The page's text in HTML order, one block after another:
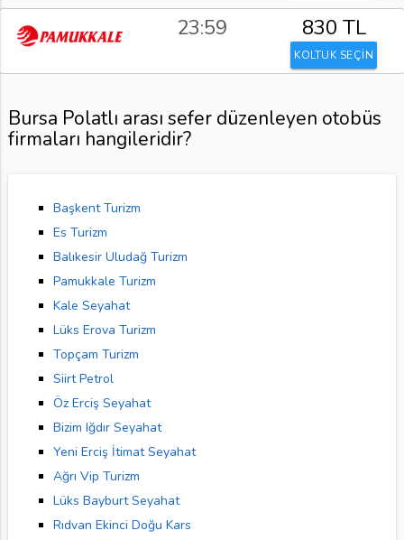
23:59 830 TL
KOLTUK SEÇİN
Bursa Polatlı arası sefer düzenleyen otobüs
firmaları hangileridir?
Başkent Turizm
Es Turizm
Balıkesir Uludağ Turizm
Pamukkale Turizm
Kale Seyahat
Lüks Erova Turizm
Topçam Turizm
Siirt Petrol
Öz Erciş Seyahat
Bizim Iğdır Seyahat
Yeni Erciş İtimat Seyahat
Ağrı Vip Turizm
Lüks Bayburt Seyahat
Rıdvan Ekinci Doğu Kars